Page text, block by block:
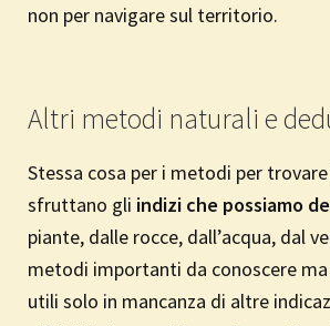
non per navigare sul territorio.
Altri metodi naturali e
Stessa cosa per i metodi per
sfruttano gli indizi che possiamo
piante, dalle rocce, dall’acqua, dal
metodi importanti da conoscere
utili solo in mancanza di altre